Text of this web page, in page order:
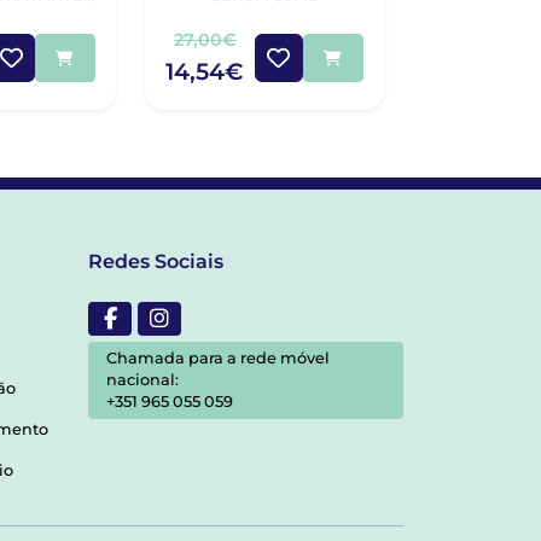
27,00€
14,54€
Redes Sociais
Chamada para a rede móvel
nacional:
+351 965 055 059